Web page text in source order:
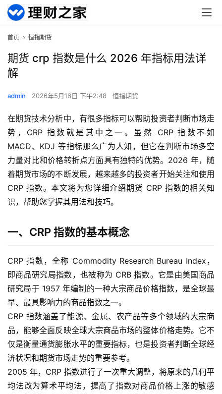
首页 恒指期货
期货 crp 指数是什么 2026 年指标用法详
解
admin 2026年5月16日 下午2:48 恒指期货
在期货技术分析中，有很多指标可以帮助投资者判断市场走
势，CRP 指数就是其中之一。虽然 CRP 指数不如
MACD、KDJ 等指标那么广为人知，但它在判断市场多空
力量对比和价格转折点方面具有独特的优势。2026 年，随
着期货市场的不断发展，越来越多的投资者开始关注和使用
CRP 指数。本文将为您详细介绍期货 CRP 指数的相关知
识，帮助您掌握其用法和技巧。
一、CRP 指数的基本概念
CRP 指数，全称 Commodity Research Bureau Index，
即商品研究局指数，也被称为 CRB 指数。它是由美国商品
研究局于 1957 年编制的一种大宗商品价格指数，是全球最
早、最具影响力的商品指数之一。
CRP 指数涵盖了能源、金属、农产品等多个领域的大宗商
品，能够全面反映全球大宗商品市场的整体价格走势。它不
仅是衡量通货膨胀水平的重要指标，也是投资者判断全球经
济状况和期货市场走势的重要参考。
2005 年，CRP 指数进行了一次重大调整，将原来的几何平
均法改为算术平均法，提高了指数对商品价格上涨的敏感